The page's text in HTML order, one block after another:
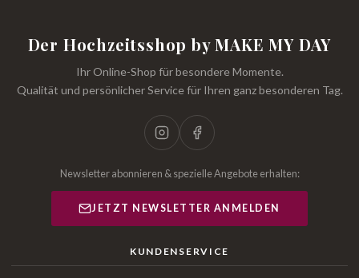
Der Hochzeitsshop by MAKE MY DAY
Ihr Online-Shop für besondere Momente.
Qualität und persönlicher Service für Ihren ganz besonderen Tag.
Newsletter abonnieren & spezielle Angebote erhalten:
JETZT NEWSLETTER ANMELDEN
KUNDENSERVICE